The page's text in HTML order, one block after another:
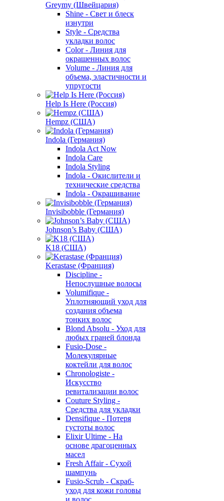
Greymy (Швейцария)
Shine - Свет и блеск
изнутри
Style - Средства
укладки волос
Color - Линия для
окрашенных волос
Volume - Линия для
объема, эластичности и
упругости
Help Is Here (Россия)
Hempz (США)
Indola (Германия)
Indola Act Now
Indola Care
Indola Styling
Indola - Окислители и
технические средства
Indola - Окрашивание
Invisibobble (Германия)
Johnson’s Baby (США)
K18 (США)
Kerastase (Франция)
Discipline -
Непослушные волосы
Volumifique -
Уплотняющий уход для
создания объема
тонких волос
Blond Absolu - Уход для
любых граней блонда
Fusio-Dose -
Молекулярные
коктейли для волос
Chronologiste -
Искусство
ревитализации волос
Couture Styling -
Средства для укладки
Densifique - Потеря
густоты волос
Elixir Ultime - На
основе драгоценных
масел
Fresh Affair - Сухой
шампунь
Fusio-Scrub - Скраб-
уход для кожи головы
и волос